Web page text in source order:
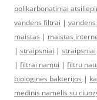
polikarbonatiniai
vandens filtrai |
maistas | maistas
| straipsniai | straipsniai
| filtrai namui | filtru
biologinės bakterijos |
medinis namelis su